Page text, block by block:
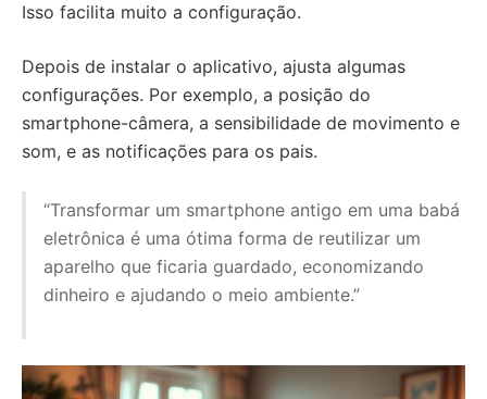
Isso facilita muito a configuração.
Depois de instalar o aplicativo, ajusta algumas
configurações. Por exemplo, a posição do
smartphone-câmera, a sensibilidade de movimento e
som, e as notificações para os pais.
“Transformar um smartphone antigo em uma babá
eletrônica é uma ótima forma de reutilizar um
aparelho que ficaria guardado, economizando
dinheiro e ajudando o meio ambiente.”